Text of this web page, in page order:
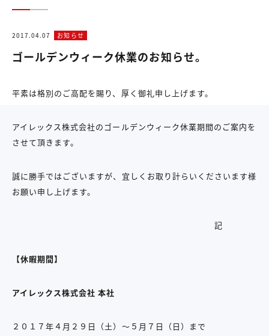
2017.04.07 お知らせ
ゴールデンウィーク休業のお知らせ。
平素は格別のご高配を賜り、厚く御礼申し上げます。
アイレックス株式会社のゴールデンウィーク休業期間のご案内を
させて頂きます。
誠に勝手ではございますが、宜しくお取り計らいくださいます様
お願い申し上げます。
記
【休暇期間】
アイレックス株式会社 本社
２０１７年４月２９日（土）〜５月７日（日）まで